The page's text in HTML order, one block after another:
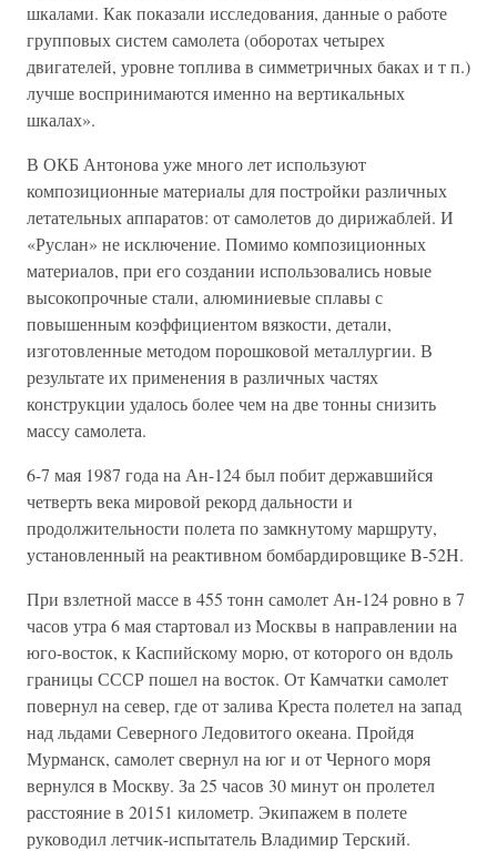
шкалами. Как показали исследования, данные о работе
групповых систем самолета (оборотах четырех
двигателей, уровне топлива в симметричных баках и т п.)
лучше воспринимаются именно на вертикальных
шкалах».
В ОКБ Антонова уже много лет используют
композиционные материалы для постройки различных
летательных аппаратов: от самолетов до дирижаблей. И
«Руслан» не исключение. Помимо композиционных
материалов, при его создании использовались новые
высокопрочные стали, алюминиевые сплавы с
повышенным коэффициентом вязкости, детали,
изготовленные методом порошковой металлургии. В
результате их применения в различных частях
конструкции удалось более чем на две тонны снизить
массу самолета.
6-7 мая 1987 года на Ан-124 был побит державшийся
четверть века мировой рекорд дальности и
продолжительности полета по замкнутому маршруту,
установленный на реактивном бомбардировщике B-52H.
При взлетной массе в 455 тонн самолет Ан-124 ровно в 7
часов утра 6 мая стартовал из Москвы в направлении на
юго-восток, к Каспийскому морю, от которого он вдоль
границы СССР пошел на восток. От Камчатки самолет
повернул на север, где от залива Креста полетел на запад
над льдами Северного Ледовитого океана. Пройдя
Мурманск, самолет свернул на юг и от Черного моря
вернулся в Москву. За 25 часов 30 минут он пролетел
расстояние в 20151 километр. Экипажем в полете
руководил летчик-испытатель Владимир Терский.